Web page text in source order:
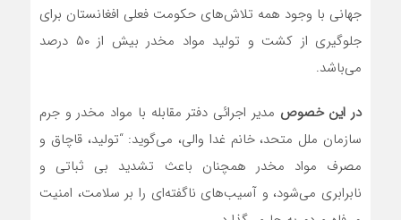
جهانی با وجود همه تلاش‌های حکومت فعلی افغانستان برای
جلوگیری از کشت و تولید مواد مخدر بیش از ۵۰ درصد
می‌باشد.
در این خصوص مدیر اجرائی دفتر مقابله با مواد مخدر و جرم
سازمان ملل متحد، خانم غدا والی، می‌گوید: “تولید، قاچاق و
مصرف مواد مخدر همچنان باعث تشدید بی ثباتی و
نابرابری می‌شود، و آسیب‌های ناگفته‌ای را بر سلامت، امنیت